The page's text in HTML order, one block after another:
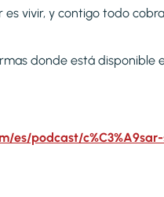
es vivir, y contigo todo cobra
donde está disponible
es/podcast/